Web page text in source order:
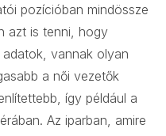
pozícióban mindössze
azt is tenni, hogy
vannak olyan
a női vezetők
így például a
Az iparban, amire